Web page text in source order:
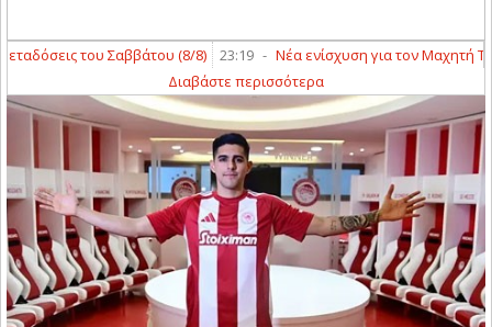
του Σαββάτου (8/8) 23:19 - Νέα ενίσχυση για τον Μαχητή
Διαβάστε περισσότερα